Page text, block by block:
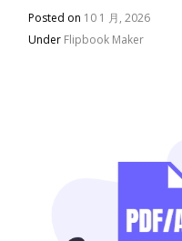
Posted on 10 1 月, 2026
Under Flipbook Maker